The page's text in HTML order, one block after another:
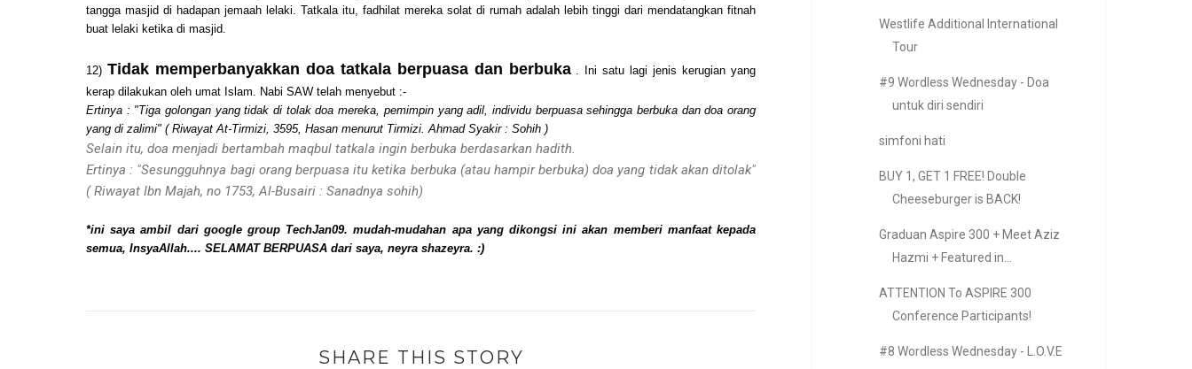
tangga masjid di hadapan jemaah lelaki. Tatkala itu, fadhilat mereka solat di rumah adalah lebih tinggi dari mendatangkan fitnah
buat lelaki ketika di masjid.
12) Tidak memperbanyakkan doa tatkala berpuasa dan berbuka . Ini satu lagi jenis kerugian yang
kerap dilakukan oleh umat Islam. Nabi SAW telah menyebut :-
Ertinya : "Tiga golongan yang tidak di tolak doa mereka, pemimpin yang adil, individu berpuasa sehingga berbuka dan doa orang
yang di zalimi" ( Riwayat At-Tirmizi, 3595, Hasan menurut Tirmizi. Ahmad Syakir : Sohih )
Selain itu, doa menjadi bertambah maqbul tatkala ingin berbuka berdasarkan hadith.
Ertinya : "Sesungguhnya bagi orang berpuasa itu ketika berbuka (atau hampir berbuka) doa yang tidak akan ditolak"
( Riwayat Ibn Majah, no 1753, Al-Busairi : Sanadnya sohih)
*ini saya ambil dari google group TechJan09. mudah-mudahan apa yang dikongsi ini akan memberi manfaat kepada
semua, InsyaAllah.... SELAMAT BERPUASA dari saya, neyra shazeyra. :)
SHARE THIS STORY
Westlife Additional International
Tour
#9 Wordless Wednesday - Doa
untuk diri sendiri
simfoni hati
BUY 1, GET 1 FREE! Double
Cheeseburger is BACK!
Graduan Aspire 300 + Meet Aziz
Hazmi + Featured in...
ATTENTION To ASPIRE 300
Conference Participants!
#8 Wordless Wednesday - L.O.V.E